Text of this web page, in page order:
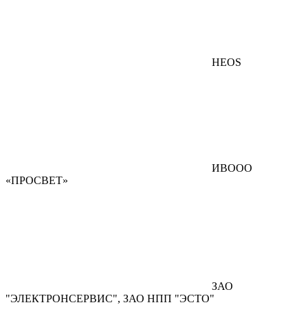
HEOS
ИВООО
«ПРОСВЕТ»
ЗАО
"ЭЛЕКТРОНСЕРВИС", ЗАО НПП "ЭСТО"